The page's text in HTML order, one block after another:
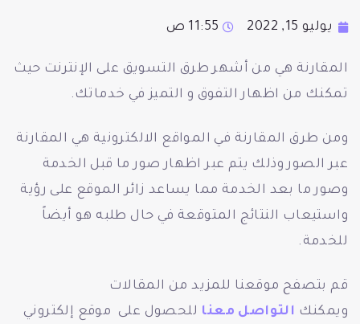
يوليو 15, 2022 11:55 ص
المقارنة هي من أشهر طرق التسويق على الإنترنت حيث
تمكنك من اظهار التفوق و التميز في خدماتك.
ومن طرق المقارنة في المواقع الالكترونية هي المقارنة
عبر الصور وذلك يتم عبر اظهار صور ما قبل الخدمة
وصور ما بعد الخدمة مما يساعد زائر الموقع على رؤية
واستيعاب النتائج المتوقعة في حال طلبه هو أيضاً
للخدمة.
قم بتصفح موقعنا للمزيد من المقالات
ويمكنك التواصل معنا للحصول على موقع إلكتروني